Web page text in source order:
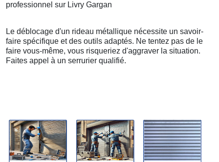
professionnel sur Livry Gargan
Le déblocage d'un rideau métallique nécessite un savoir-
faire spécifique et des outils adaptés. Ne tentez pas de le
faire vous-même, vous risqueriez d'aggraver la situation.
Faites appel à un serrurier qualifié.